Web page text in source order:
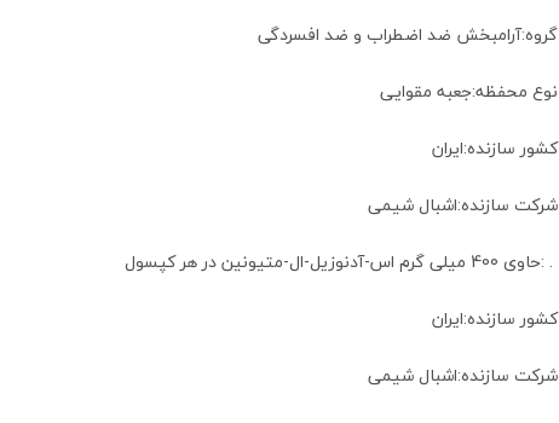
گروه:آرامبخش ضد اضطراب و ضد افسردگی
نوع محفظه:جعبه مقوایی
کشور سازنده:ایران
شرکت سازنده:اشبال شیمی
کشور سازنده:ایران
شرکت سازنده:اشبال شیمی